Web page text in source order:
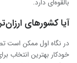
بالقوه‌ای دارد.
آیا کشورهای
در نگاه اول ممکن است
خودکار بهترین انتخاب